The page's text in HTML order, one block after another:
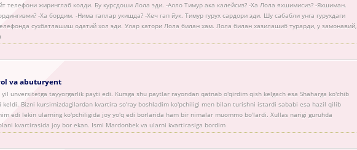
телефони жиринглаб колди. Бу курсдоши Лола эди. -Алло Тимур ака калейсиз? -Ха Лола яхшимисиз? -Яхшиман.
-Ха бордим. -Нима гаплар укишда? -Хеч гап йук. Тимур гурух сардори эди. Шу сабабли унга гурухдаги
сухбатлашиш одатий хол эди. Улар катори Лола билан хам. Лола билан хазилашиб турарди, у замонавий,
va abuturyent
yil unversitetga tayyorgarlik payti edi. Kursga shu paytlar rayondan qatnab o'qirdim qish kelgach esa Shaharga ko'chib
keldi. Bizni kursimizdagilardan kvartira so'ray boshladim ko'pchiligi men bilan turishni istardi sababi esa hazil qilib
edi lekin ularning ko'pchiligida joy yo'q edi borlarida ham bir nimalar muommo bo'lardi. Xullas narigi guruhda
kvartirasida joy bor ekan. Ismi Mardonbek va ularni kvartirasiga bordim